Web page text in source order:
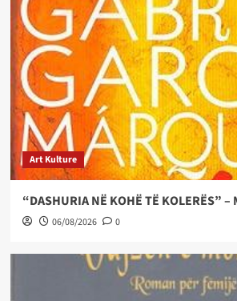
Art Kulture
“DASHURIA NË KOHË TË KOLERËS” –
06/08/2026 0